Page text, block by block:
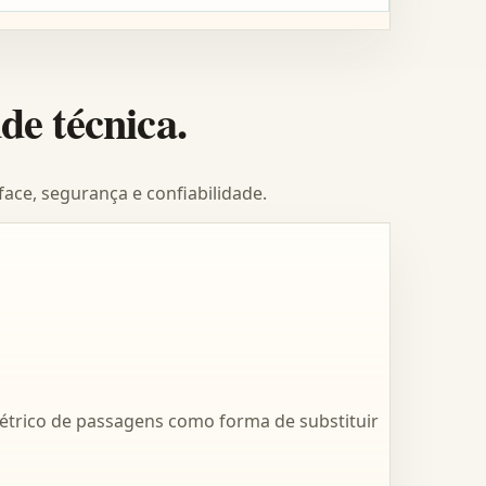
técnica.
segurança e confiabilidade.
de passagens como forma de substituir